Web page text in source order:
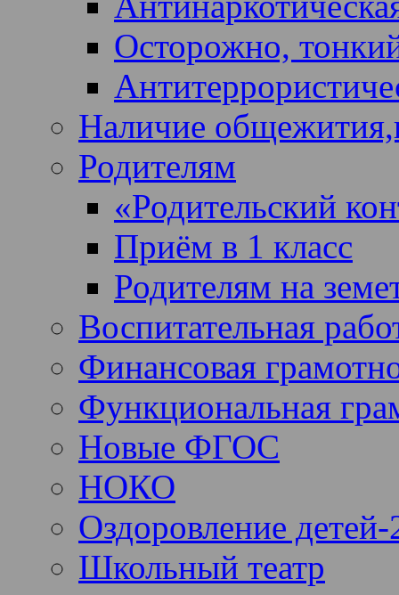
Осторожно,
Наличие
Родителям
«Родительский
Приём в 1 класс
Родителям на
Воспитательная
Финансовая
Функциональная
Новые ФГОС
НОКО
Оздоровление
Школьный театр